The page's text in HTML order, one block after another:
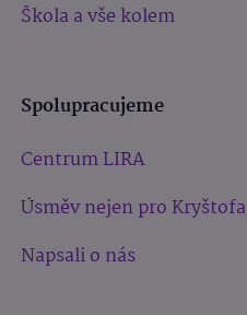
Škola a vše kolem
Spolupracujeme
Centrum LIRA
Úsměv nejen pro Kryštofa
Napsali o nás